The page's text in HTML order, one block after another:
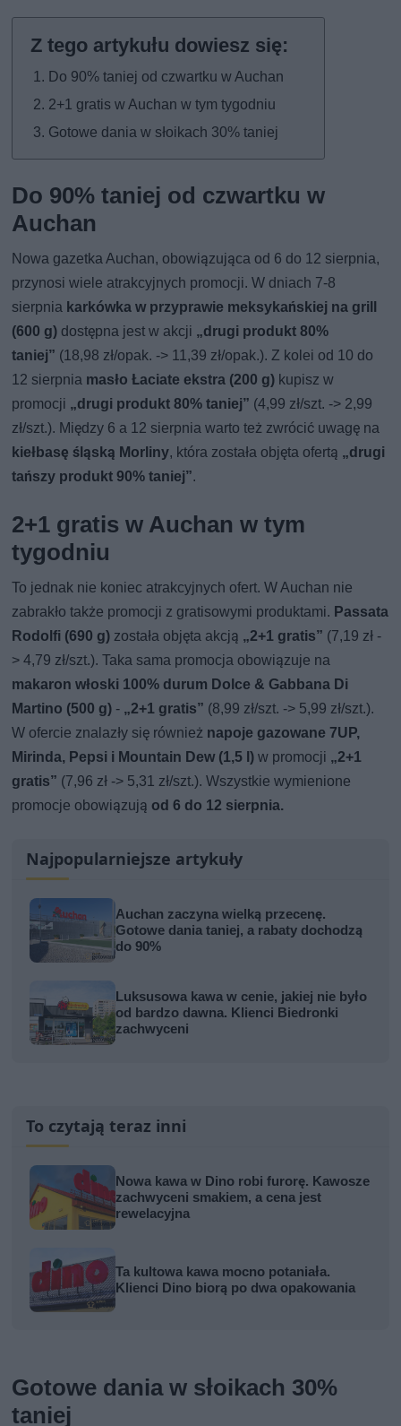
Do 90% taniej od czwartku w Auchan
2+1 gratis w Auchan w tym tygodniu
Gotowe dania w słoikach 30% taniej
Do 90% taniej od czwartku w
Auchan
Nowa gazetka Auchan, obowiązująca od 6 do 12 sierpnia,
przynosi wiele atrakcyjnych promocji. W dniach 7-8
sierpnia karkówka w przyprawie meksykańskiej na grill
(600 g) dostępna jest w akcji „drugi produkt 80%
taniej” (18,98 zł/opak. -> 11,39 zł/opak.). Z kolei od 10 do
12 sierpnia masło Łaciate ekstra (200 g) kupisz w
promocji „drugi produkt 80% taniej” (4,99 zł/szt. -> 2,99
zł/szt.). Między 6 a 12 sierpnia warto też zwrócić uwagę na
kiełbasę śląską Morliny, która została objęta ofertą „drugi
tańszy produkt 90% taniej”.
2+1 gratis w Auchan w tym
tygodniu
To jednak nie koniec atrakcyjnych ofert. W Auchan nie
zabrakło także promocji z gratisowymi produktami. Passata
Rodolfi (690 g) została objęta akcją „2+1 gratis” (7,19 zł -
> 4,79 zł/szt.). Taka sama promocja obowiązuje na
makaron włoski 100% durum Dolce & Gabbana Di
Martino (500 g) - „2+1 gratis” (8,99 zł/szt. -> 5,99 zł/szt.).
W ofercie znalazły się również napoje gazowane 7UP,
Mirinda, Pepsi i Mountain Dew (1,5 l) w promocji „2+1
gratis” (7,96 zł -> 5,31 zł/szt.). Wszystkie wymienione
promocje obowiązują od 6 do 12 sierpnia.
Najpopularniejsze artykuły
Auchan zaczyna wielką przecenę.
Gotowe dania taniej, a rabaty dochodzą
do 90%
Luksusowa kawa w cenie, jakiej nie było
od bardzo dawna. Klienci Biedronki
zachwyceni
To czytają teraz inni
Nowa kawa w Dino robi furorę. Kawosze
zachwyceni smakiem, a cena jest
rewelacyjna
Ta kultowa kawa mocno potaniała.
Klienci Dino biorą po dwa opakowania
Gotowe dania w słoikach 30%
taniej